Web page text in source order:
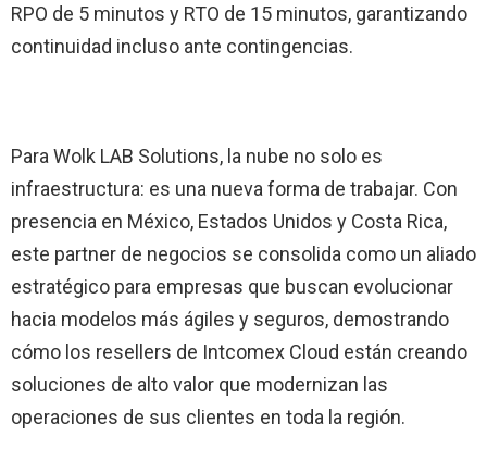
RPO de 5 minutos y RTO de 15 minutos, garantizando
continuidad incluso ante contingencias.
Para Wolk LAB Solutions, la nube no solo es
infraestructura: es una nueva forma de trabajar. Con
presencia en México, Estados Unidos y Costa Rica,
este partner de negocios se consolida como un aliado
estratégico para empresas que buscan evolucionar
hacia modelos más ágiles y seguros, demostrando
cómo los resellers de Intcomex Cloud están creando
soluciones de alto valor que modernizan las
operaciones de sus clientes en toda la región.